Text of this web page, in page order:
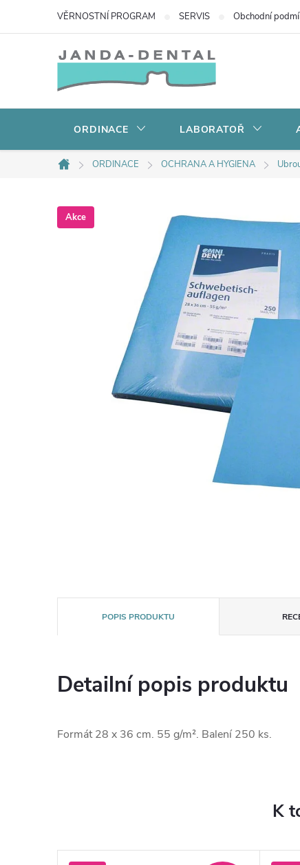
VĚRNOSTNÍ PROGRAM SERVIS Obchodní
ORDINACE LABORATOŘ
Domů
ORDINACE OCHRANA A HYGIENA
Akce
POPIS PRODUKTU
Detailní popis produktu
Formát 28 x 36 cm. 55 g/m². Balení 250 ks.
K